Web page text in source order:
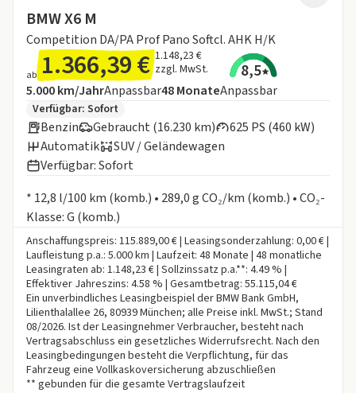
BMW X6 M
Competition DA/PA Prof Pano Softcl. AHK H/K
ab 1.366,39 € 1.148,23 €
zzgl. MwSt.
8,5
Angebotsdetails:
Inklusive Laufleistung
5.000 km/JahrAnpassbarLaufzeit
48MonateAnpassbar
Zusätzliche Fahrzeuginformationen:
Verfügbar: Sofort
Benzin Gebraucht (16.230 km)
625 PS (460 kW)
Automatik
SUV / Geländewagen
Verfügbar: Sofort
* 12,8 l/100 km (komb.) • 289,0 g CO₂/km (komb.) • CO₂-
Klasse: G (komb.)
Anschaffungspreis: 115.889,00 € | Leasingsonderzahlung: 0,00 € |
Laufleistung p.a.: 5.000 km | Laufzeit: 48 Monate | 48 monatliche
Leasingraten ab: 1.148,23 € | Sollzinssatz p.a.**: 4.49 % |
Effektiver Jahreszins: 4.58 % | Gesamtbetrag: 55.115,04 €
Ein unverbindliches Leasingbeispiel der BMW Bank GmbH,
Lilienthalallee 26, 80939 München; alle Preise inkl. MwSt.; Stand
08/2026. Ist der Leasingnehmer Verbraucher, besteht nach
Vertragsabschluss ein gesetzliches Widerrufsrecht. Nach den
Leasingbedingungen besteht die Verpflichtung, für das
Fahrzeug eine Vollkaskoversicherung abzuschließen
** gebunden für die gesamte Vertragslaufzeit